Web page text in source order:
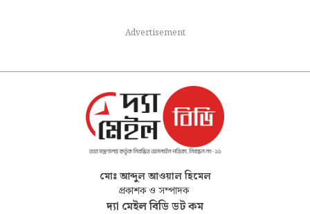
Advertisement
মোঃ আব্দুল আওয়াল হিমেল
প্রকাশক ও সম্পাদক
দ্যা মেইল বিডি ডট কম